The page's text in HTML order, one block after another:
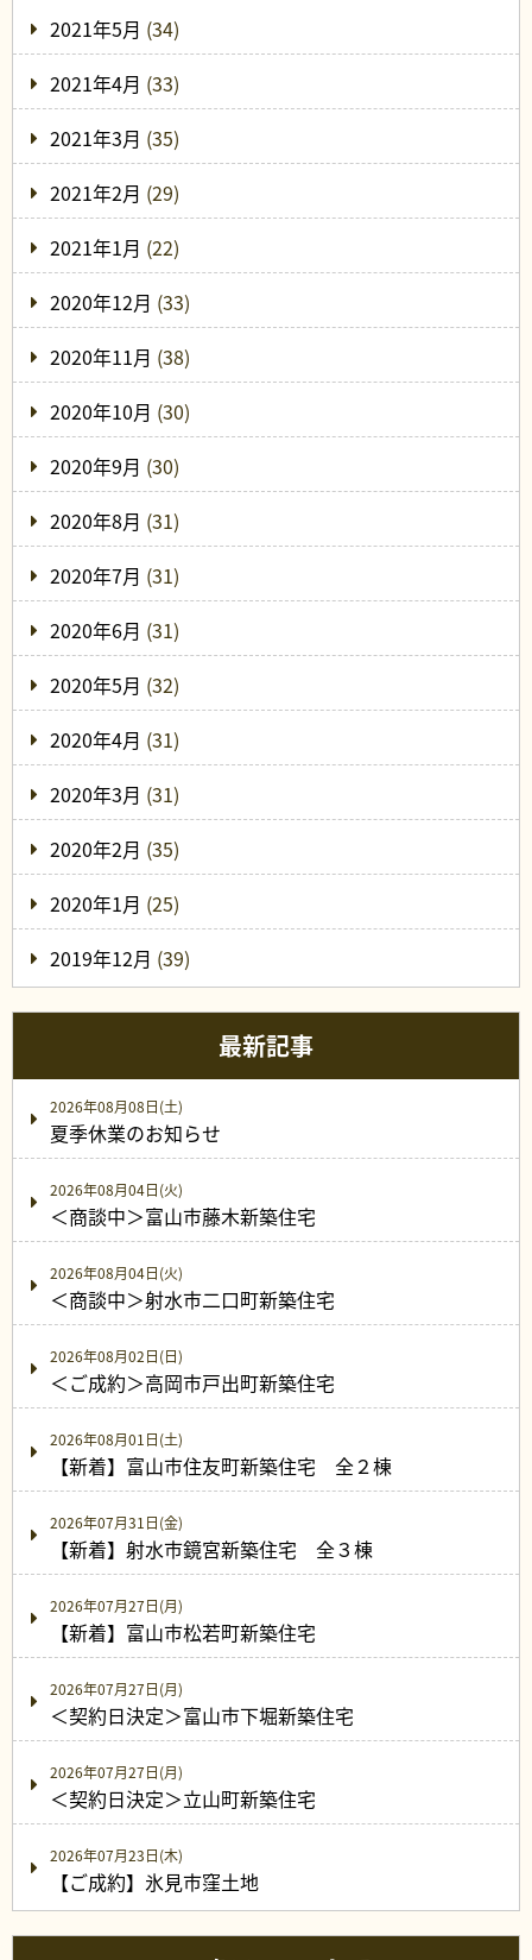
2021年5月 (34)
2021年4月 (33)
2021年3月 (35)
2021年2月 (29)
2021年1月 (22)
2020年12月 (33)
2020年11月 (38)
2020年10月 (30)
2020年9月 (30)
2020年8月 (31)
2020年7月 (31)
2020年6月 (31)
2020年5月 (32)
2020年4月 (31)
2020年3月 (31)
2020年2月 (35)
2020年1月 (25)
2019年12月 (39)
最新記事
2026年08月08日(土)
夏季休業のお知らせ
2026年08月04日(火)
＜商談中＞富山市藤木新築住宅
2026年08月04日(火)
＜商談中＞射水市二口町新築住宅
2026年08月02日(日)
＜ご成約＞高岡市戸出町新築住宅
2026年08月01日(土)
【新着】富山市住友町新築住宅 全２棟
2026年07月31日(金)
【新着】射水市鏡宮新築住宅 全３棟
2026年07月27日(月)
【新着】富山市松若町新築住宅
2026年07月27日(月)
＜契約日決定＞富山市下堀新築住宅
2026年07月27日(月)
＜契約日決定＞立山町新築住宅
2026年07月23日(木)
【ご成約】氷見市窪土地